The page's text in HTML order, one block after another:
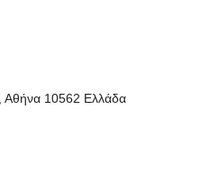
Αθήνα 10562 Ελλάδα